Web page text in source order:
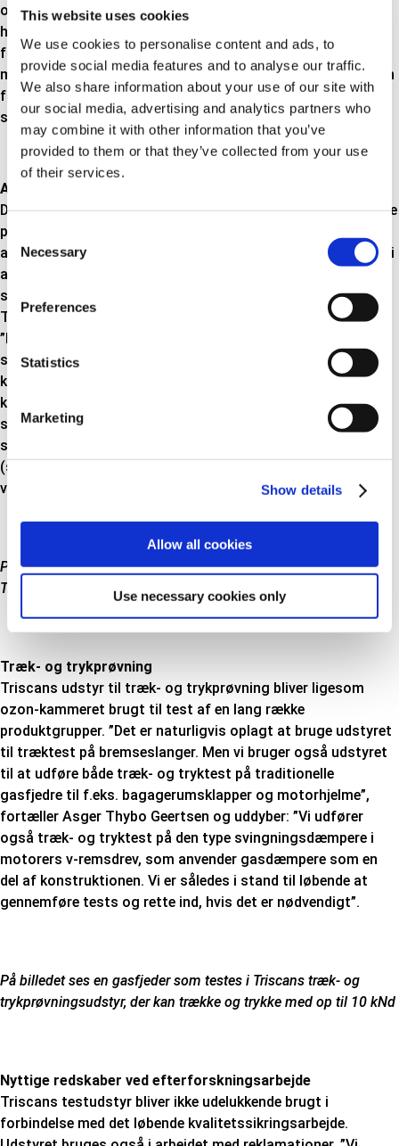
This website uses cookies
We use cookies to personalise content and ads, to
provide social media features and to analyse our traffic.
We also share information about your use of our site with
our social media, advertising and analytics partners who
may combine it with other information that you’ve
provided to them or that they’ve collected from your use
of their services.
Consent
Selection
Necessary
Preferences
Statistics
Marketing
Show details
Allow all cookies
Use necessary cookies only
og trykprøvning. ”Vores meget omfattende kvalitetskontrol
har betydet, at vi løbende har kunnet nedbringe vores i
forvejen lave reklamationsprocent. Det er vi naturligvis
meget stolte over ikke mindst fordi det også er til stor gavn
for grossisterne, værkstederne og ikke mindst bilejerne”,
slutter Jørgen Grand.
Accelererede ældningstest af gummi
Det nye ozon-kammer bliver anvendt til test af en lang række
produktgrupper. ”Vi anvender f.eks. ozon-kammeret til test
af bremseslanger og alle vores forskellige kabeltyper. Men vi
anvender det også til test af alle manchettyper, pakdåser
samt køle- / varme- og brændstofslange”, fortæller Asger
Thybo Geertsen, Produktchef hos Triscan og fortsætter:
”Inden længe vil vi også bruge udstyret til at udføre
sammenlignende tests mellem vores egne og vores
konkurrenters produkter. Herved får vi muligheden for at
kunne dokumentere om vores kvalitet er bedre,
sammenlignelig eller ringere end konkurrenterne. I
sidstnævnte tilfælde – hvilket naturligvis er utænkeligt
(siger Asger Thybo Geertsen med et smil på læberne) – har
vi mulighed for at rette ind i produktionen af vores dele”.
På billedet ses drivakselmanchet som gøres klar til test i
Triscans ozon-kammer
Træk- og trykprøvning
Triscans udstyr til træk- og trykprøvning bliver ligesom
ozon-kammeret brugt til test af en lang række
produktgrupper. ”Det er naturligvis oplagt at bruge udstyret
til træktest på bremseslanger. Men vi bruger også udstyret
til at udføre både træk- og tryktest på traditionelle
gasfjedre til f.eks. bagagerumsklapper og motorhjelme”,
fortæller Asger Thybo Geertsen og uddyber: ”Vi udfører
også træk- og tryktest på den type svingningsdæmpere i
motorers v-remsdrev, som anvender gasdæmpere som en
del af konstruktionen. Vi er således i stand til løbende at
gennemføre tests og rette ind, hvis det er nødvendigt”.
På billedet ses en gasfjeder som testes i Triscans træk- og
trykprøvningsudstyr, der kan trække og trykke med op til 10 kNd
Nyttige redskaber ved efterforskningsarbejde
Triscans testudstyr bliver ikke udelukkende brugt i
forbindelse med det løbende kvalitetssikringsarbejde.